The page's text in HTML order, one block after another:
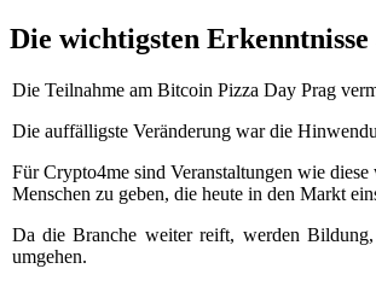
Die wichtigsten Erkenntnisse
Die Teilnahme am Bitcoin Pizza Day Prag
Die auffälligste Veränderung war die
Für Crypto4me sind Veranstaltungen wie
Menschen zu geben, die heute in den Markt
Da die Branche weiter reift, werden
umgehen.